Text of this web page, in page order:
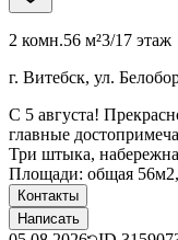
2 комн.56 м²3/17 этаж
г. Витебск, ул.
C 5 августа!
главные
Три штыка,
Площади: общая
Контакты
Написать